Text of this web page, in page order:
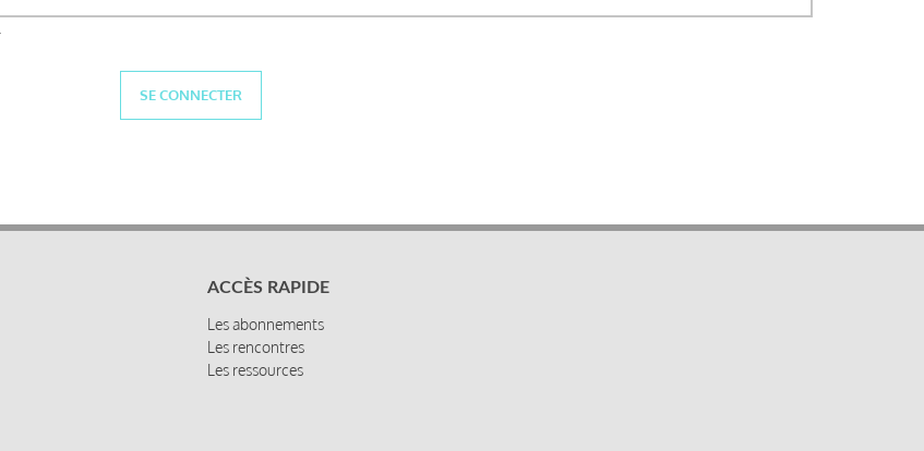
ACCÈS RAPIDE
Les abonnements
Les rencontres
Les ressources